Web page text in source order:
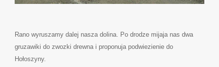
Rano wyruszamy dalej nasza dolina. Po drodze mijaja nas dwa
gruzawiki do zwozki drewna i proponuja podwiezienie do
Hołoszyny.